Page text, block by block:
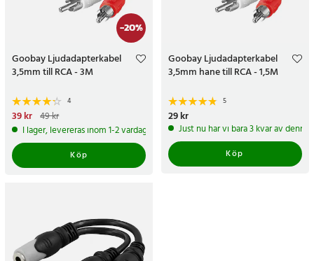
-20%
Goobay Ljudadapterkabel
3,5mm till RCA - 3M
4
Nuvarande pris
pris:49 kr
39 kr 49 kr
I lager, levereras inom 1-2 vardagar
Köp
Goobay Ljudadapterkabel
3,5mm hane till RCA - 1,5M
5
Pris:
29 kr
Just nu har vi bara 3 kvar av denna
Köp